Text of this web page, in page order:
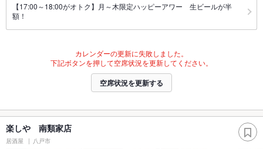
【17:00～18:00がオトク】月～木限定ハッピーアワー 生ビールが半
額！
カレンダーの更新に失敗しました。
下記ボタンを押して空席状況を更新してください。
空席状況を更新する
楽しや 南類家店
居酒屋 八戸市